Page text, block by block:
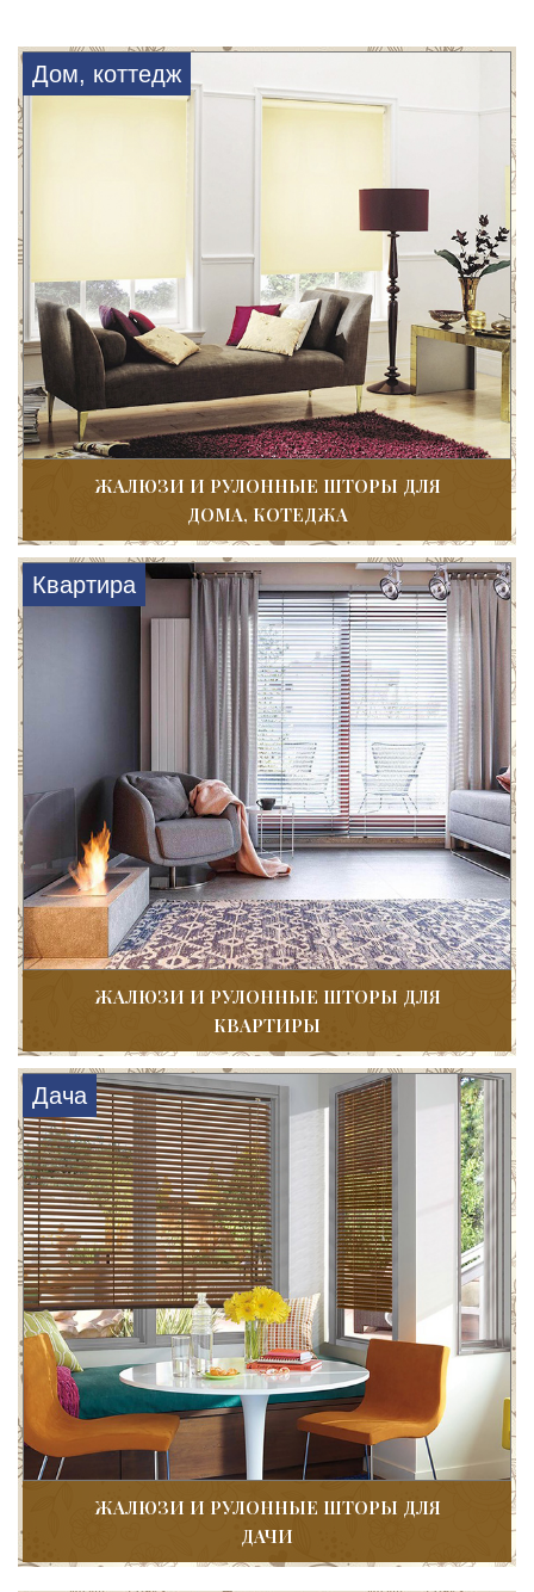
Дом, коттедж
ЖАЛЮЗИ И РУЛОННЫЕ ШТОРЫ ДЛЯ
ДОМА, КОТЕДЖА
Квартира
ЖАЛЮЗИ И РУЛОННЫЕ ШТОРЫ ДЛЯ
КВАРТИРЫ
Дача
ЖАЛЮЗИ И РУЛОННЫЕ ШТОРЫ ДЛЯ
ДАЧИ